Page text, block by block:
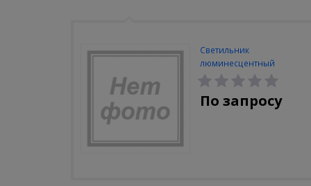
Светильник
люминесцентный
Navigator NEL-A2-E130-T4-
840/WH
По запросу